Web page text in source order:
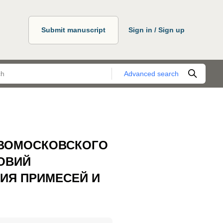
Submit manuscript Sign in / Sign up
Advanced search
ПРИМЕСЕЙ И